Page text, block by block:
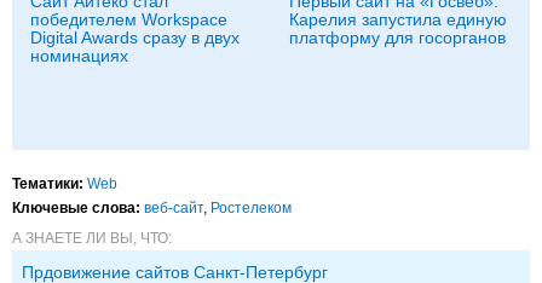
победителем Workspace
Digital Awards сразу в двух
номинациях
Карелия запустила единую
платформу для госорганов
Тематики: Web
Ключевые слова: веб-сайт, Ростелеком
А ЗНАЕТЕ ЛИ ВЫ, ЧТО:
Прдовижение сайтов Санкт-Петербург